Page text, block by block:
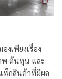
เพียงเรื่อง
พ ต้นทุน และ
พ็กสินค้าที่มีผล